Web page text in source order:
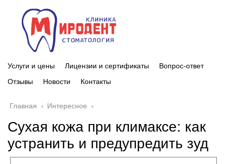
Услуги и цены Лицензии и сертификаты
Вопрос-ответ
Отзывы
Новости Контакты
Главная › Интересное ›
Сухая кожа при климаксе: как
устранить и предупредить зуд